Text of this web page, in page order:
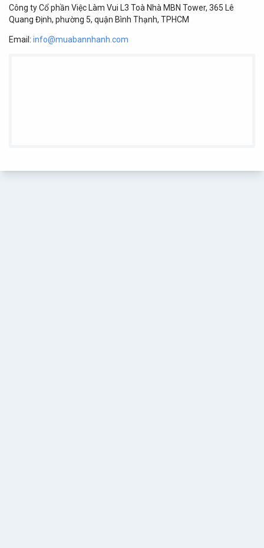
Công ty Cổ phần Việc Làm Vui L3 Toà Nhà MBN Tower, 365 Lê
Quang Định, phường 5, quận Bình Thạnh, TPHCM
Email: info@muabannhanh.com